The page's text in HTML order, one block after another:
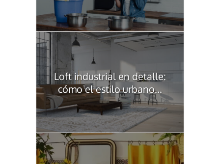
Loft industrial en detalle:
cómo el estilo urbano...